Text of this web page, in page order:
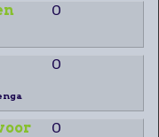
0
0
0